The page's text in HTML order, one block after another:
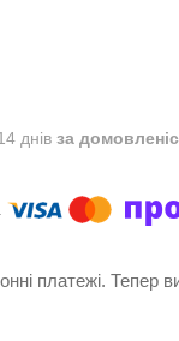
днів за
платежі.